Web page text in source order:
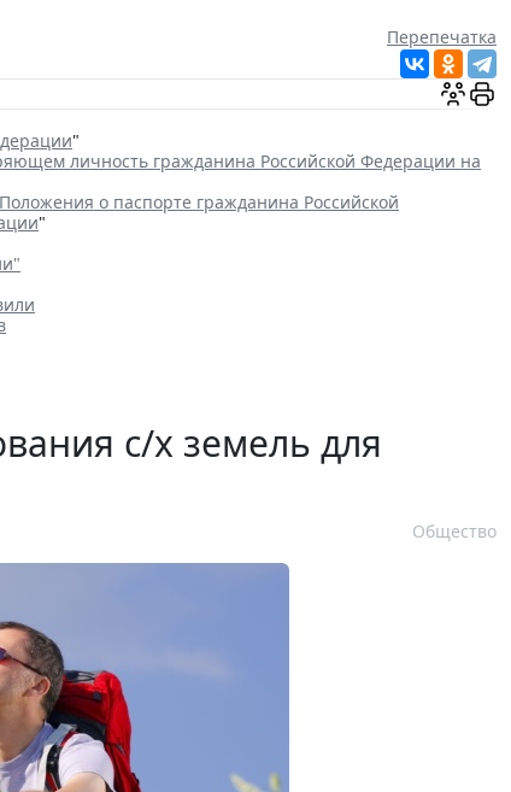
Перепечатка
"
личность гражданина Российской Федерации на
о паспорте гражданина Российской
"
с/х земель для
Общество